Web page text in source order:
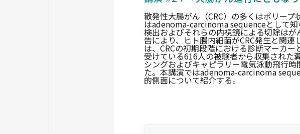
散発性大腸がん（CRC）の多くはポリー
はadenoma-carcinoma sequenceとして
検出およびそれらの内視鏡による切除は
告により、ヒト腸内細菌がCRC発生と関
は、CRCの初期段階における診断マーカ
受けている616人の被験者から収集された
シングおよびキャピラリー電気泳動飛行
た。本講演ではadenoma-carcinoma
的側面について紹介する。